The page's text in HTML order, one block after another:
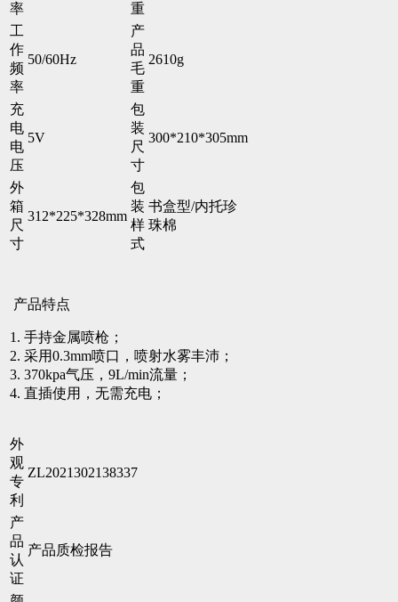
率
重
工
作
频
率
50/60Hz
产
品
毛
重
2610g
充
电
电
压
5V
包
装
尺
寸
300*210*305mm
外
箱
尺
寸
312*225*328mm
包
装
样
式
书盒型/内托珍
珠棉
产品特点
1. 手持金属喷枪；
2. 采用0.3mm喷口，喷射水雾丰沛；
3. 370kpa气压，9L/min流量；
4. 直插使用，无需充电；
外
观
专
利
ZL2021302138337
产
品
认
证
产品质检报告